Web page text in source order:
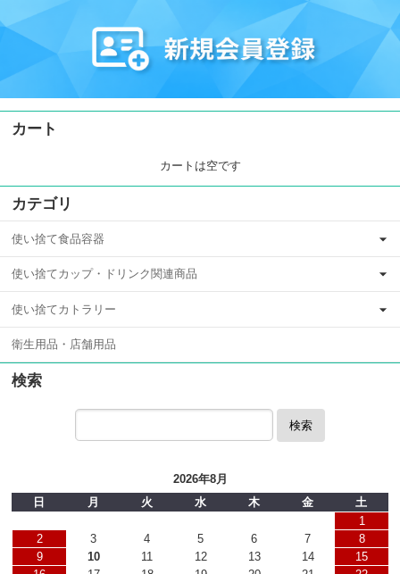
カート
カートは空です
カテゴリ
使い捨て食品容器
使い捨てカップ・ドリンク関連商品
使い捨てカトラリー
衛生用品・店舗用品
検索
検索
2026年8月
日
月 火 水 木 金
土
1
2
3 4 5 6 7
8
9
10 11 12 13 14
15